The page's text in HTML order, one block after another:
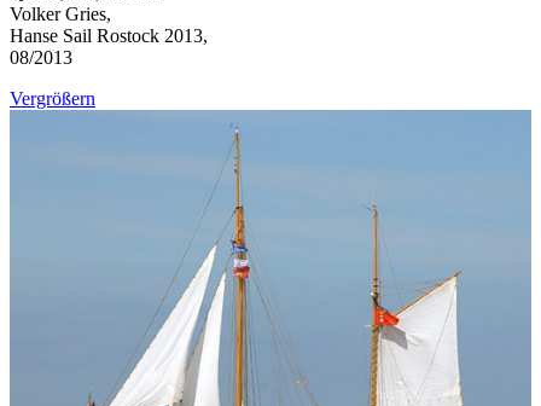
Volker Gries,
Hanse Sail Rostock 2013,
08/2013
Vergrößern